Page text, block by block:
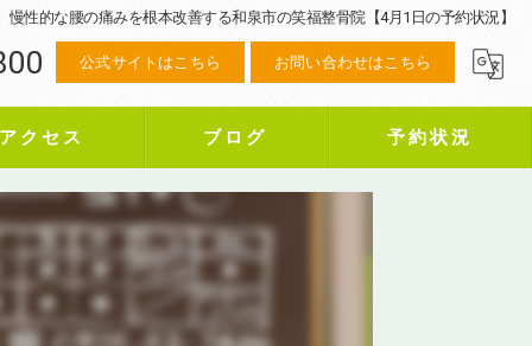
慢性的な腰の痛みを根本改善する和泉市の笑福整骨院【4月1日の予約状況】
公式サイトはこちら お問い合わせはこちら
クセス ブログ 予約状況